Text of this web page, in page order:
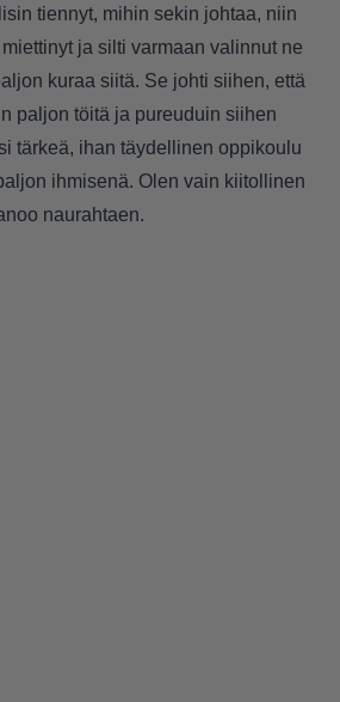
tiennyt, mihin sekin johtaa, niin
ja silti varmaan valinnut ne
kuraa siitä. Se johti siihen, että
paljon töitä ja pureuduin siihen
tärkeä, ihan täydellinen oppikoulu
ihmisenä. Olen vain kiitollinen
naurahtaen.